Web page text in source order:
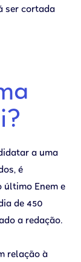
ser cortada
a uma
é
último Enem e
de 450
a redação.
relação à